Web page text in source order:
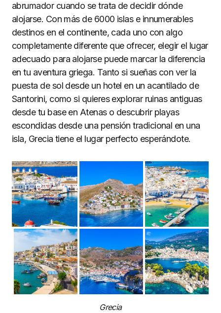
abrumador cuando se trata de decidir dónde
alojarse. Con más de 6000 islas e innumerables
destinos en el continente, cada uno con algo
completamente diferente que ofrecer, elegir el lugar
adecuado para alojarse puede marcar la diferencia
en tu aventura griega. Tanto si sueñas con ver la
puesta de sol desde un hotel en un acantilado de
Santorini, como si quieres explorar ruinas antiguas
desde tu base en Atenas o descubrir playas
escondidas desde una pensión tradicional en una
isla, Grecia tiene el lugar perfecto esperándote.
Grecia